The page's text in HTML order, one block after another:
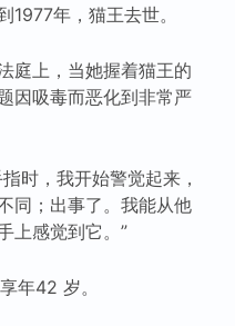
年，猫王去世。
庭上，当她握着猫王的
因吸毒而恶化到非常严
时，我开始警觉起来，
同；出事了。我能从他
上感觉到它。”
年42 岁。